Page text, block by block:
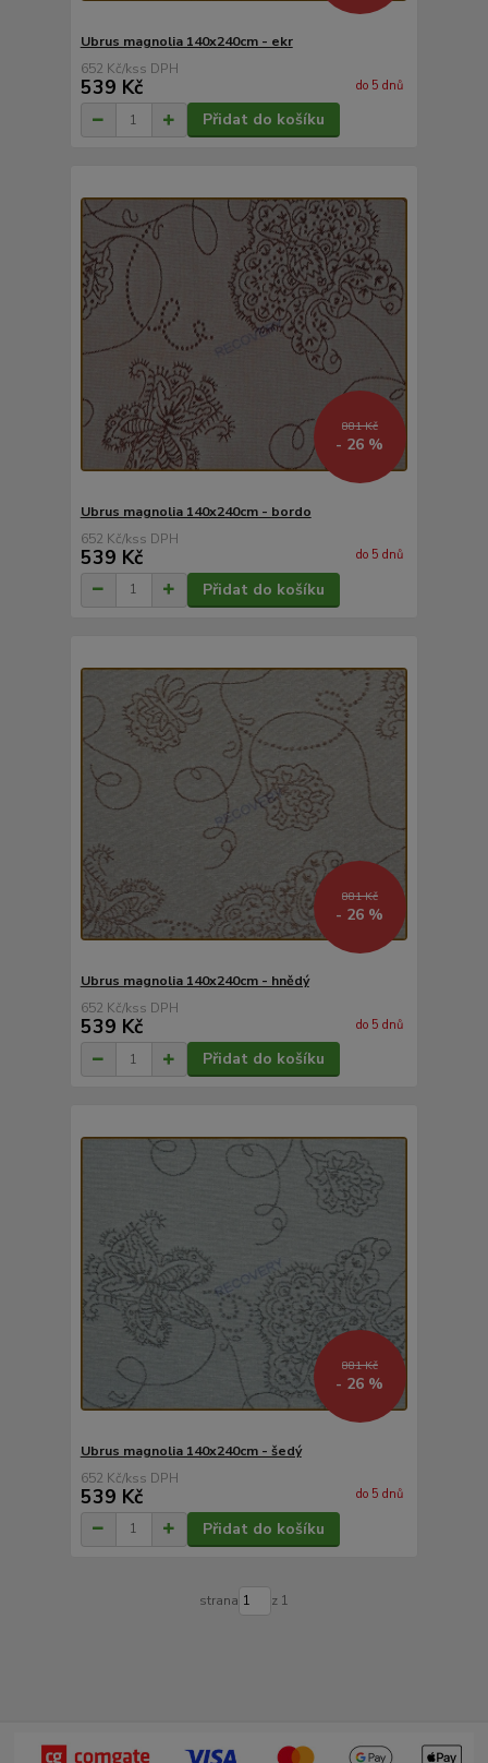
Ubrus magnolia 140x240cm - ekr
652 Kč/ks
539 Kč do 5 dnů
Přidat do košíku
881 Kč
- 26 %
Ubrus magnolia 140x240cm - bordo
652 Kč/ks
539 Kč do 5 dnů
Přidat do košíku
881 Kč
- 26 %
Ubrus magnolia 140x240cm - hnědý
652 Kč/ks
539 Kč do 5 dnů
Přidat do košíku
881 Kč
- 26 %
Ubrus magnolia 140x240cm - šedý
652 Kč/ks
539 Kč do 5 dnů
Přidat do košíku
strana z 1